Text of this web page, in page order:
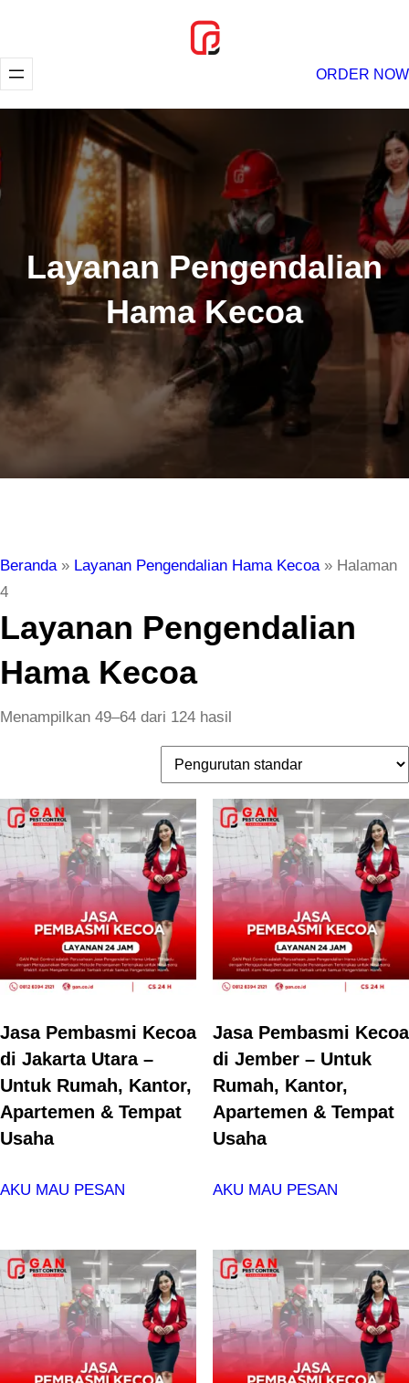
konten
ORDER NOW
Layanan Pengendalian
Hama Kecoa
Beranda» Layanan Pengendalian Hama Kecoa» Halaman
4
Layanan Pengendalian
Hama Kecoa
Menampilkan 49–64 dari 124 hasil
Jasa Pembasmi Kecoa
di Jakarta Utara –
Untuk Rumah, Kantor,
Apartemen & Tempat
Usaha
AKU MAU PESAN
Jasa Pembasmi Kecoa
di Jember – Untuk
Rumah, Kantor,
Apartemen & Tempat
Usaha
AKU MAU PESAN